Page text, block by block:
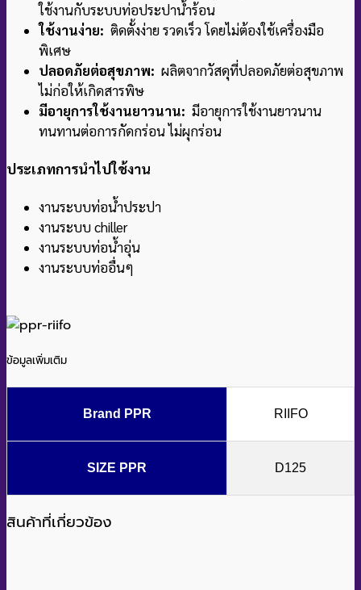
ใช้งานกับระบบท่อประปาน้ำร้อน
ใช้งานง่าย: ติดตั้งง่าย รวดเร็ว โดยไม่ต้องใช้เครื่องมือ
พิเศษ
ปลอดภัยต่อสุขภาพ: ผลิตจากวัสดุที่ปลอดภัยต่อสุขภาพ
ไม่ก่อให้เกิดสารพิษ
มีอายุการใช้งานยาวนาน: มีอายุการใช้งานยาวนาน
ทนทานต่อการกัดกร่อน ไม่ผุกร่อน
ประเภทการนำไปใช้งาน
งานระบบท่อน้ำประปา
งานระบบ chiller
งานระบบท่อน้ำอุ่น
งานระบบท่ออื่นๆ
ข้อมูลเพิ่มเติม
Brand PPR RIIFO
SIZE PPR D125
สินค้าที่เกี่ยวข้อง